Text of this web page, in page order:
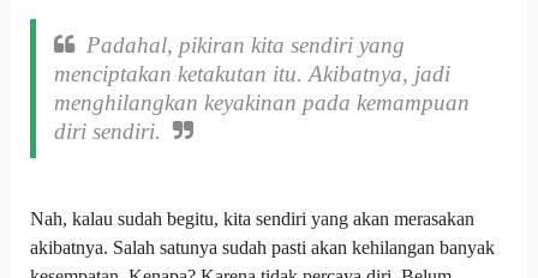
Padahal, pikiran kita sendiri yang
menciptakan ketakutan itu. Akibatnya, jadi
menghilangkan keyakinan pada kemampuan
diri sendiri.
Nah, kalau sudah begitu, kita sendiri yang akan merasakan
akibatnya. Salah satunya sudah pasti akan kehilangan banyak